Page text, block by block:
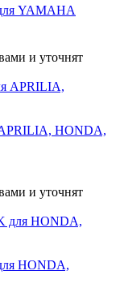
YAMAHA
и уточнят
HONDA,
и уточнят
HONDA,